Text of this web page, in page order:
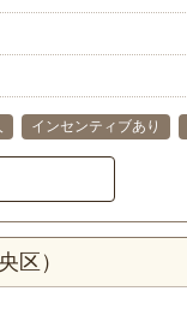
インセンティブあり
区）